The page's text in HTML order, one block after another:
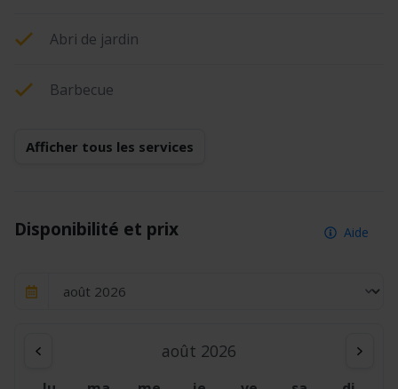
Abri de jardin
Barbecue
Afficher tous les services
Disponibilité et prix Aide
août 2026